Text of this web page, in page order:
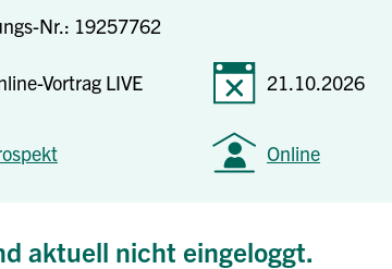
Nr.: 19257762
Vortrag LIVE 21.10.2026
Online
aktuell nicht eingeloggt.